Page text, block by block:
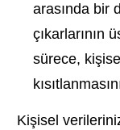
arasında bir
çıkarlarının
sürece,
Kişisel